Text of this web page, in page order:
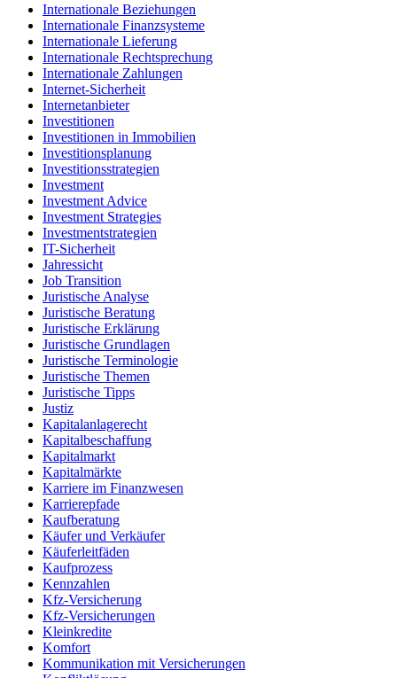
Internationale Beziehungen
Internationale Finanzsysteme
Internationale Lieferung
Internationale Rechtsprechung
Internationale Zahlungen
Internet-Sicherheit
Internetanbieter
Investitionen
Investitionen in Immobilien
Investitionsplanung
Investitionsstrategien
Investment
Investment Advice
Investment Strategies
Investmentstrategien
IT-Sicherheit
Jahressicht
Job Transition
Juristische Analyse
Juristische Beratung
Juristische Erklärung
Juristische Grundlagen
Juristische Terminologie
Juristische Themen
Juristische Tipps
Justiz
Kapitalanlagerecht
Kapitalbeschaffung
Kapitalmarkt
Kapitalmärkte
Karriere im Finanzwesen
Karrierepfade
Kaufberatung
Käufer und Verkäufer
Käuferleitfäden
Kaufprozess
Kennzahlen
Kfz-Versicherung
Kfz-Versicherungen
Kleinkredite
Komfort
Kommunikation mit Versicherungen